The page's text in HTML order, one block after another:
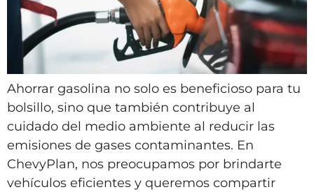
Ahorrar gasolina no solo es beneficioso para tu
bolsillo, sino que también contribuye al
cuidado del medio ambiente al reducir las
emisiones de gases contaminantes. En
ChevyPlan, nos preocupamos por brindarte
vehículos eficientes y queremos compartir